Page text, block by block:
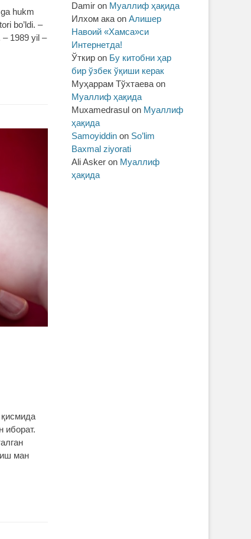
hukm
bo’ldi. –
1989 yil –
иборат.
ман
Damir on Муаллиф ҳақида
Илхом ака on Алишер
Навоий «Хамса»си
Интернетда!
Ўткир on Бу китобни ҳар
бир ўзбек ўқиши керак
Муҳаррам Тўхтаева on
Муаллиф ҳақида
Muxamedrasul on Муаллиф
ҳақида
Samoyiddin on So’lim
Baxmal ziyorati
Ali Asker on Муаллиф
ҳақида